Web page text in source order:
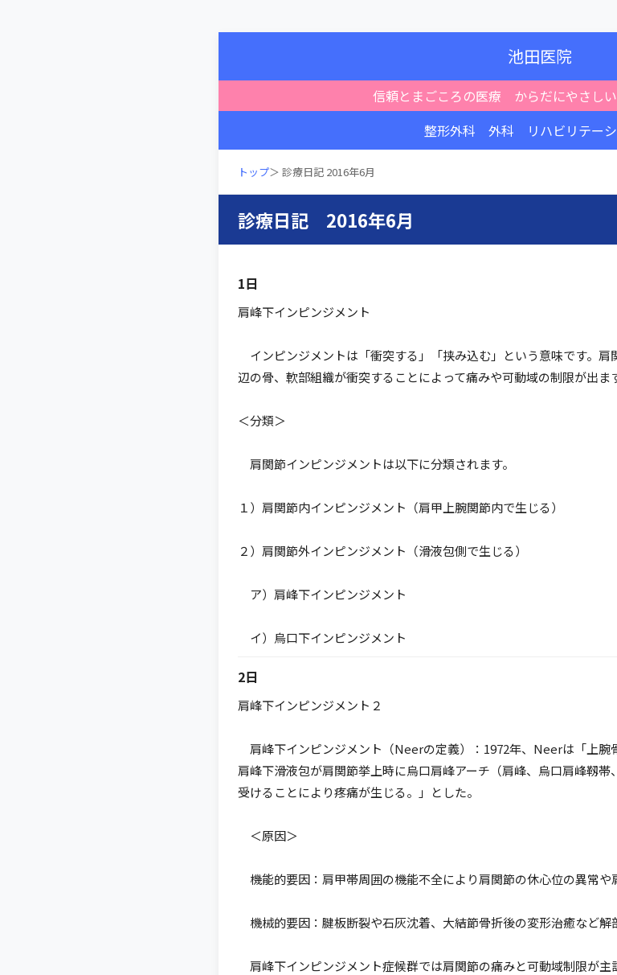
池田医院
信頼とまごころの医療 からだにやさし
整形外科 外科 リハビリテー
トップ＞ 診療日記 2016年6月
診療日記 2016年6月
1日
肩峰下インピンジメント
インピンジメントは「衝突する」「挟み込む」という意味です。
辺の骨、軟部組織が衝突することによって痛みや可動域の制限が出ま
＜分類＞
肩関節インピンジメントは以下に分類されます。
１）肩関節内インピンジメント（肩甲上腕関節内で生じる）
２）肩関節外インピンジメント（滑液包側で生じる）
ア）肩峰下インピンジメント
イ）烏口下インピンジメント
2日
肩峰下インピンジメント２
肩峰下インピンジメント（Neerの定義）：1972年、Neerは「上腕
肩峰下滑液包が肩関節挙上時に烏口肩峰アーチ（肩峰、烏口肩峰靱
受けることにより疼痛が生じる。」とした。
＜原因＞
機能的要因：肩甲帯周囲の機能不全により肩関節の休心位の異常
機械的要因：腱板断裂や石灰沈着、大結節骨折後の変形治癒など
肩峰下インピンジメント症候群では肩関節の痛みと可動域制限が主